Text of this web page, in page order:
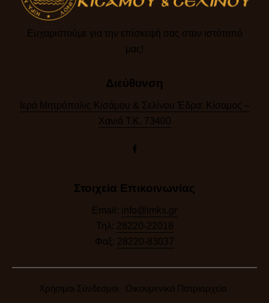
Ευχαριστούμε για την επίσκεψή σας στον ιστότοπό
μας!​
Διεύθυνση
Ιερά Μητρόπολις Κισάμου & Σελίνου Έδρα: Κίσαμος –
Χανιά Τ.Κ. 73400
Στοιχεία Επικοινωνίας
Email: info@imks.gr
Τηλ: 28220-22018
Φαξ: 28220-83037
Χρήσιμοι Σύνδεσμοι Οικουμενικό Πατριαρχείο